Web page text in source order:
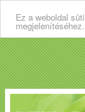
Ez a weboldal